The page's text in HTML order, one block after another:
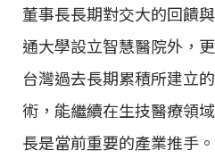
董事長長期對交大的回饋
通大學設立智慧醫院外，
台灣過去長期累積所建立
術，能繼續在生技醫療領
長是當前重要的產業推手